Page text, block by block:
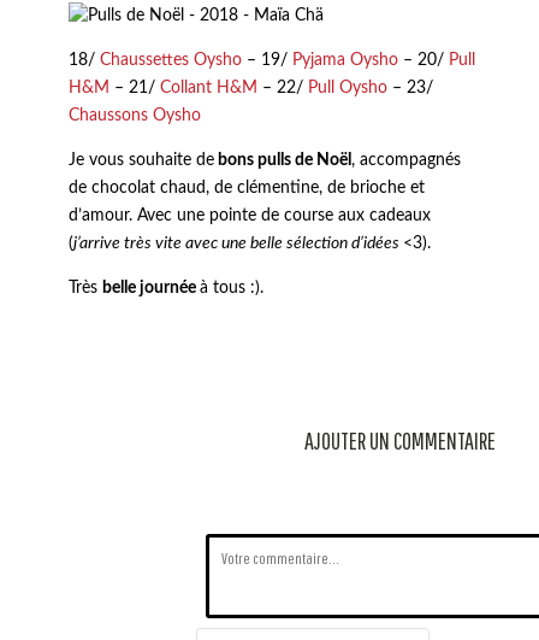
18/ Chaussettes Oysho– 19/ Pyjama Oysho– 20/ Pull
H&M – 21/ Collant H&M – 22/ Pull Oysho– 23/
Chaussons Oysho
Je vous souhaite debons pulls de Noël , accompagnés
de chocolat chaud, de clémentine, de brioche et
d’amour. Avec une pointe de course aux cadeaux
(j’arrive très vite avec une belle sélection d’idées <3).
Très belle journée à tous :).
AJOUTER UN COMMENTAIRE